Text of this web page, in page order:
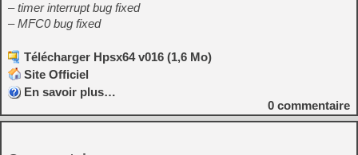
– timer interrupt bug fixed
– MFC0 bug fixed
Télécharger Hpsx64 v016 (1,6 Mo)
Site Officiel
En savoir plus…
0 commentaire